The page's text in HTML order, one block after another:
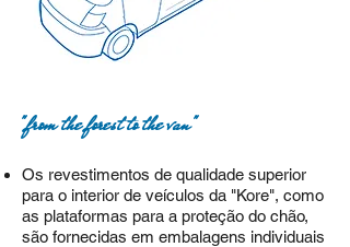
"from the forest to the van"
Os revestimentos de qualidade superior
para o interior de veículos da "Kore", como
as plataformas para a proteção do chão,
são fornecidas em embalagens individuais